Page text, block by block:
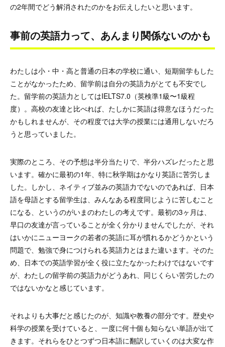
の2年間でどう解消されたのかをお伝えしたいと思います。
事前の英語力って、あんまり関係ないのかも
わたしは小・中・高と普通の日本の学校に通い、短期留学もした
ことがなかったため、留学前は自分の英語力がとても不安でし
た。留学前の英語力としてはIELTS7.0（英検準1級〜1級程
度）。高校の友達と比べれば、たしかに英語は得意なほうだった
かもしれませんが、その程度では大学の授業には通用しないだろ
うと思っていました。
実際のところ、その予想は半分当たりで、半分ハズレだったと思
います。確かに最初の1年、特に秋学期はかなり英語に苦労しま
した。しかし、ネイティブ並みの英語力でないのであれば、日本
語を母語とする留学生は、みんなある程度同じように苦しむこと
になる、というのがいまのわたしの考えです。最初の3ヶ月は、
早口の友達が言っていることが全く分かりませんでしたが、それ
はいかにニューヨークの若者の英語に耳が慣れるかどうかという
問題で、勉強で身につけられる英語力とはまた違います。そのた
め、日本での英語学習が全く役に立たなかったわけではないです
が、わたしの留学前の英語力がどうあれ、同じくらい苦労したの
ではないかなと感じています。
それよりも大事だと感じたのが、知識や教養の部分です。歴史や
科学の授業を受けていると、一度に何十個も知らない単語が出て
きます。それらをひとつずつ日本語に翻訳していくのは大変な作